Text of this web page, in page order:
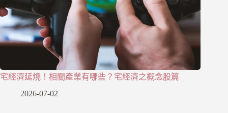
宅經濟延燒！相關產業有哪些？宅經濟之概念股篇
2026-07-02